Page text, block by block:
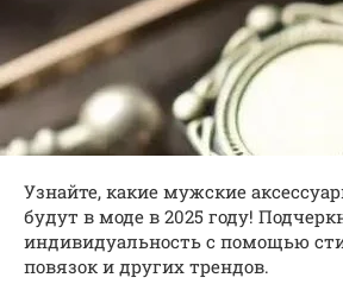
Узнайте, какие мужские
будут в моде в 2025 году!
индивидуальность с помощью
повязок и других трендов.